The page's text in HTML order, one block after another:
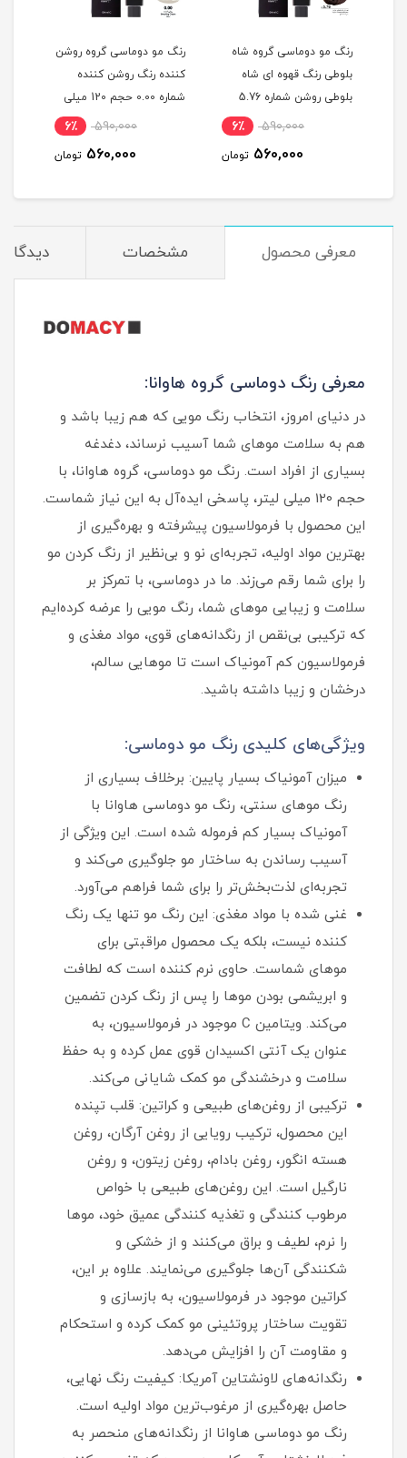
رنگ مو دوماسی گروه شاه
بلوطی رنگ قهوه ای شاه
بلوطی روشن شماره 5.76
590,000 6٪
560,000 تومان
رنگ مو دوماسی گروه روشن
کننده رنگ روشن کننده
شماره 0.00 حجم 120 میلی
590,000 6٪
560,000 تومان
معرفی محصول مشخصات
معرفی رنگ دوماسی گروه هاوانا:
در دنیای امروز، انتخاب رنگ مویی که هم زیبا باشد و
هم به سلامت موهای شما آسیب نرساند، دغدغه
بسیاری از افراد است. رنگ مو دوماسی، گروه هاوانا، با
حجم 120 میلی‌ لیتر، پاسخی ایده‌آل به این نیاز شماست.
این محصول با فرمولاسیون پیشرفته و بهره‌گیری از
بهترین مواد اولیه، تجربه‌ای نو و بی‌نظیر از رنگ کردن مو
را برای شما رقم می‌زند. ما در دوماسی، با تمرکز بر
سلامت و زیبایی موهای شما، رنگ مویی را عرضه کرده‌ایم
که ترکیبی بی‌نقص از رنگدانه‌های قوی، مواد مغذی و
فرمولاسیون کم‌ آمونیاک است تا موهایی سالم،
درخشان و زیبا داشته باشید.
ویژگی‌های کلیدی رنگ مو دوماسی:
میزان آمونیاک بسیار پایین: برخلاف بسیاری از
رنگ موهای سنتی، رنگ مو دوماسی هاوانا با
آمونیاک بسیار کم فرموله شده است. این ویژگی از
آسیب رساندن به ساختار مو جلوگیری می‌کند و
تجربه‌ای لذت‌بخش‌تر را برای شما فراهم می‌آورد.
غنی شده با مواد مغذی: این رنگ مو تنها یک رنگ‌
کننده نیست، بلکه یک محصول مراقبتی برای
موهای شماست. حاوی نرم‌ کننده است که لطافت
و ابریشمی بودن موها را پس از رنگ کردن تضمین
می‌کند. ویتامین C موجود در فرمولاسیون، به
عنوان یک آنتی‌ اکسیدان قوی عمل کرده و به حفظ
سلامت و درخشندگی مو کمک شایانی می‌کند.
ترکیبی از روغن‌های طبیعی و کراتین: قلب تپنده
این محصول، ترکیب رویایی از روغن آرگان، روغن
هسته انگور، روغن بادام، روغن زیتون، و روغن
نارگیل است. این روغن‌های طبیعی با خواص
مرطوب‌ کنندگی و تغذیه‌ کنندگی عمیق خود، موها
را نرم، لطیف و براق می‌کنند و از خشکی و
شکنندگی آن‌ها جلوگیری می‌نمایند. علاوه بر این،
کراتین موجود در فرمولاسیون، به بازسازی و
تقویت ساختار پروتئینی مو کمک کرده و استحکام
و مقاومت آن را افزایش می‌دهد.
رنگدانه‌های لاونشتاین آمریکا: کیفیت رنگ نهایی،
حاصل بهره‌گیری از مرغوب‌ترین مواد اولیه است.
رنگ مو دوماسی هاوانا از رنگدانه‌های منحصر به